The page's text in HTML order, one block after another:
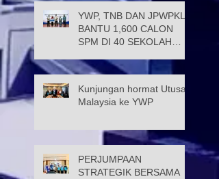
YWP, TNB DAN JPWPKL
BANTU 1,600 CALON
SPM DI 40 SEKOLAH
Kunjungan hormat Utusan
Malaysia ke YWP
PERJUMPAAN
STRATEGIK BERSAMA